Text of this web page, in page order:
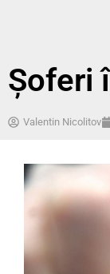
Şoferi
Valentin Nicolitov